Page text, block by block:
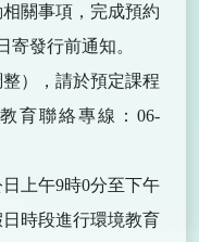
關事項，完成預約
寄發行前通知。
），請於預定課程
育聯絡專線：06-
上午9時0分至下午
時段進行環境教育